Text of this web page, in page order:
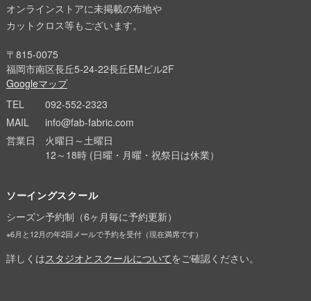
オンラインストアに未掲載の布地や
カットクロス等もございます。
〒815-0075
福岡市南区長丘5-24-22長丘EMビル2F
Googleマップ
TEL
092-552-2323
MAIL
info@fab-fabric.com
営業日
火曜日～土曜日
12～18時 (日曜・月曜・祝祭日は休業）
ソーイングスクール
シーズン予約制（6ヶ月毎に予約更新）
※6月と12月の年2回メールで予約を受付（現在満席です）
詳しくはスタジオとスクールについてをご確認ください。